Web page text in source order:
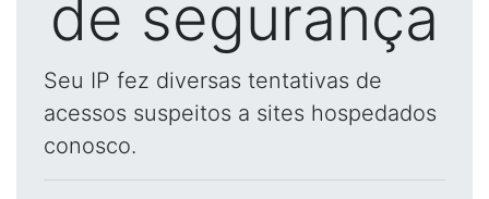
de segurança
Seu IP fez diversas tentativas de
acessos suspeitos a sites hospedados
conosco.